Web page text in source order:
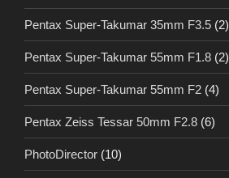
Pentax Super-Takumar 35mm F3.5 (2)
Pentax Super-Takumar 55mm F1.8 (2)
Pentax Super-Takumar 55mm F2 (4)
Pentax Zeiss Tessar 50mm F2.8 (6)
PhotoDirector (10)